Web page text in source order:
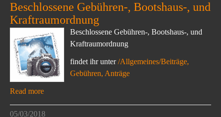
Beschlossene Gebühren-, Bootshaus-, und
Kraftraumordnung
Beschlossene Gebühren-, Bootshaus-, und
Kraftraumordnung
findet ihr unter/Allgemeines/Beiträge,
Gebühren, Anträge
Read more
05/03/2018